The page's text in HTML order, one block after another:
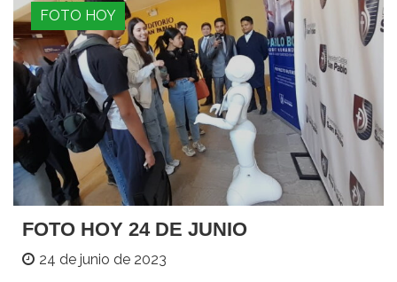
FOTO HOY
FOTO HOY 24 DE JUNIO
24 de junio de 2023